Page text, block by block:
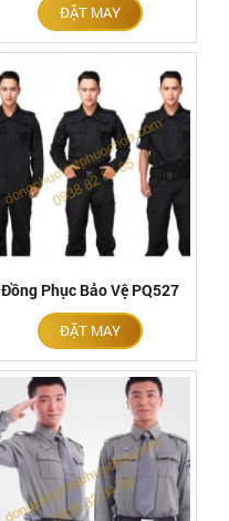
ĐẶT MAY
Đồng Phục Bảo Vệ PQ527
ĐẶT MAY